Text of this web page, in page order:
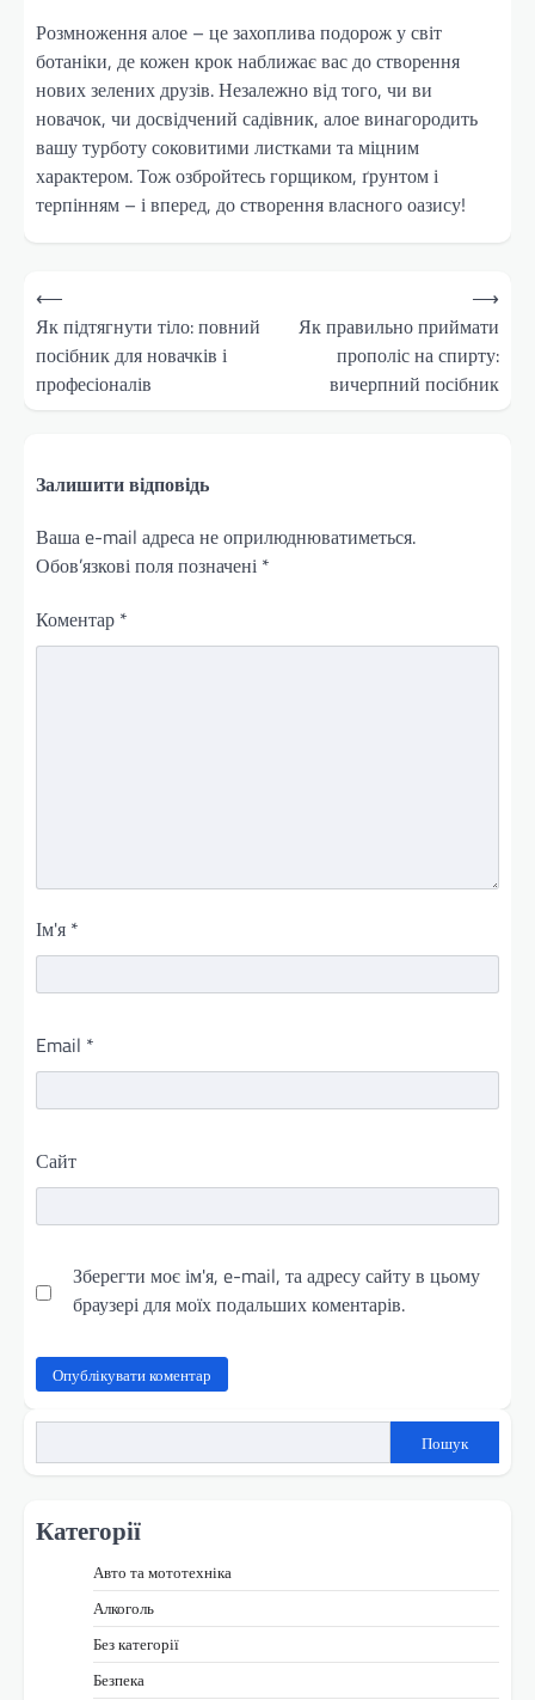
Розмноження алое – це захоплива подорож у світ
ботаніки, де кожен крок наближає вас до створення
нових зелених друзів. Незалежно від того, чи ви
новачок, чи досвідчений садівник, алое винагородить
вашу турботу соковитими листками та міцним
характером. Тож озбройтесь горщиком, ґрунтом і
терпінням – і вперед, до створення власного оазису!
Навігація
записів
⟵
Як підтягнути тіло: повний
посібник для новачків і
професіоналів
Як правильно приймати
прополіс на спирту:
вичерпний посібник
⟶
Залишити відповідь
Ваша e-mail адреса не оприлюднюватиметься.
Обов’язкові поля позначені *
Коментар *
Ім'я *
Email *
Сайт
Зберегти моє ім'я, e-mail, та адресу сайту в цьому
браузері для моїх подальших коментарів.
Пошук
Категорії
Авто та мототехніка
Алкоголь
Без категорії
Безпека